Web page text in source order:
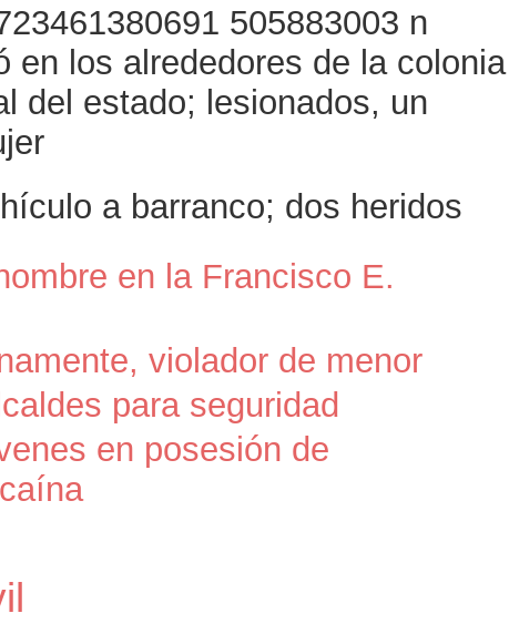
en los alrededores de la colonia
del estado; lesionados, un
a barranco; dos heridos
en la Francisco E.
violador de menor
para seguridad
en posesión de